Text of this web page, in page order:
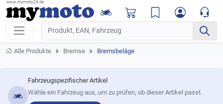
Alle Produkte Bremse Bremsbeläge
Fahrzeugspezifischer Artikel
Wähle ein Fahrzeug aus, um zu prüfen, ob dieser Artikel passt.